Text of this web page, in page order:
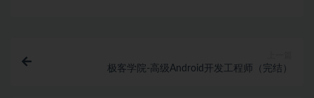
极客学院-高级Android开发工程师（完结）